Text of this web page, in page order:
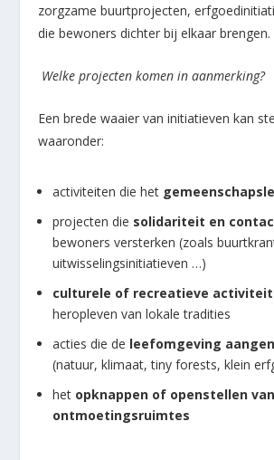
zorgzame buurtprojecten,
die bewoners dichter bij elkaar brengen.
Welke projecten komen in aanmerking?
Een brede waaier van initiatieven kan
waaronder:
activiteiten die het
projecten die solidariteit en
bewoners versterken (zoals
uitwisselingsinitiatieven …)
culturele of recreatieve
heropleven van lokale tradities
acties die de leefomgeving
(natuur, klimaat, tiny forests, klein
het opknappen of openstellen van
ontmoetingsruimtes